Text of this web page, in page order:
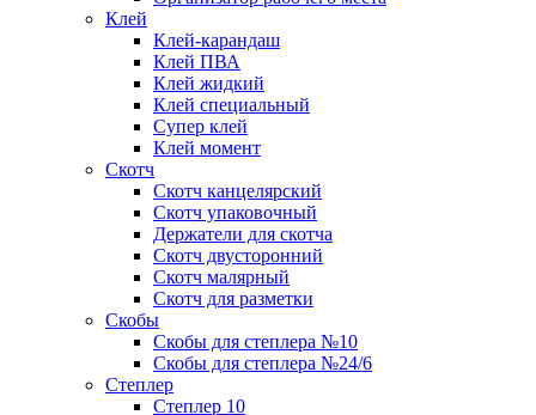
Клей
Клей-карандаш
Клей ПВА
Клей жидкий
Клей специальный
Супер клей
Клей момент
Скотч
Скотч канцелярский
Скотч упаковочный
Держатели для скотча
Скотч двусторонний
Скотч малярный
Скотч для разметки
Скобы
Скобы для степлера №10
Скобы для степлера №24/6
Степлер
Степлер 10